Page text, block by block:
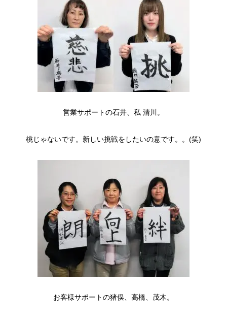
営業サポートの石井、私 清川。
桃じゃないです。新しい挑戦をしたいの意です。。(笑)
お客様サポートの猪俣、高橋、茂木。